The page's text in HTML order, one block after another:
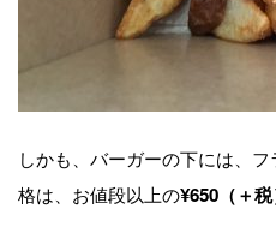
しかも、バーガーの下には、
格は、お値段以上の¥650（＋税